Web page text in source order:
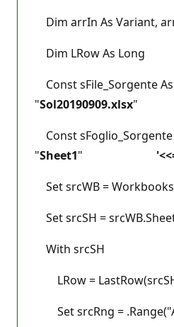
Dim arrIn As Variant,
Dim LRow As Long
Const sFile_Sorgente
"Sol20190909.xlsx"
Const
"Sheet1"
Set srcWB =
Set srcSH =
With srcSH
LRow =
Set srcRng =